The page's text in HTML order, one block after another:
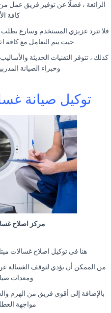
الرائعة ، فضلًا عن توفير فريق عمل
كافة
فلا تترد عزيزي المستخدم وسارع بطلب
حيث يتم التعامل مع كافة
كذلك ، تتوفر التقنيات الحديثة
وخبراء الصيانة
توكيل صيانة
مركز اصلاح
هنا فى توكيل اصلاح غسالات
من الممكن أن يؤدي لتوقف الغسالة عن
ومعدات
بالإضافة إلى أقوى فريق من الهرم
مواجهة